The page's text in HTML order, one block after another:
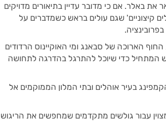
באלר. אם כי מדובר עדיין בתיאורים מדויקים
קיצוניים' שגם עולים בראש כשמדברים על
הארוכה של סבאנג ומי האוקיינוס הרדודים
המתחיל כדי שיוכל להתרגל בהדרגה לתחושה
בעיר אוהלים ובתי המלון הממוקמים אל
עבור גולשים מתקדמים שמחפשים את הריגוש